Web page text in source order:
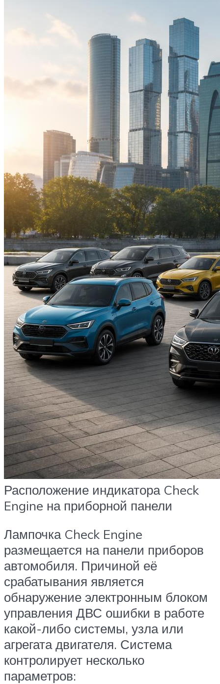
Расположение индикатора Check
Engine на приборной панели
Лампочка Check Engine
размещается на панели приборов
автомобиля. Причиной её
срабатывания является
обнаружение электронным блоком
управления ДВС ошибки в работе
какой-либо системы, узла или
агрегата двигателя. Система
контролирует несколько
параметров: